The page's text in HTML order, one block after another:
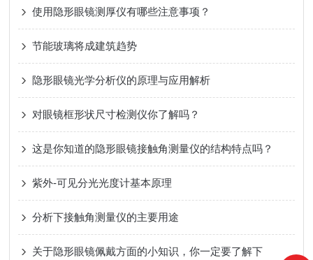
使用隐形眼镜测厚仪有哪些注意事项？
节能玻璃将成建筑趋势
隐形眼镜光学分析仪的原理与应用解析
对眼镜框形状尺寸检测仪你了解吗？
这是你知道的隐形眼镜接触角测量仪的结构特点吗？
紫外-可见分光光度计基本原理
分析下接触角测量仪的主要用途
关于隐形眼镜佩戴方面的小知识，你一定要了解下